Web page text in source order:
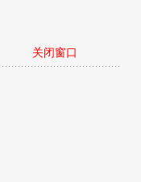
关闭窗口